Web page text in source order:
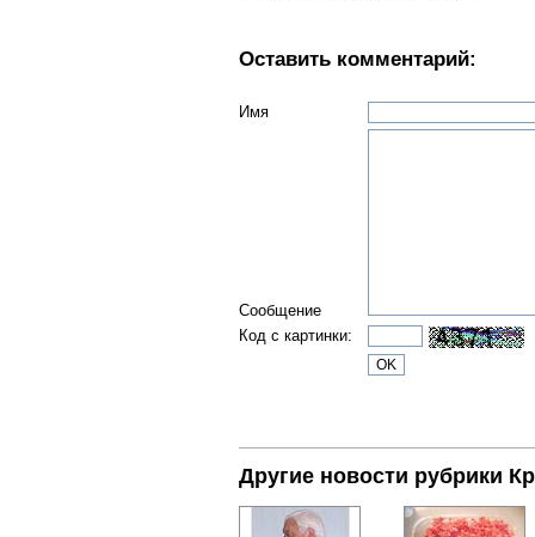
Оставить комментарий:
Имя
Сообщение
Код с картинки:
Другие новости рубрики